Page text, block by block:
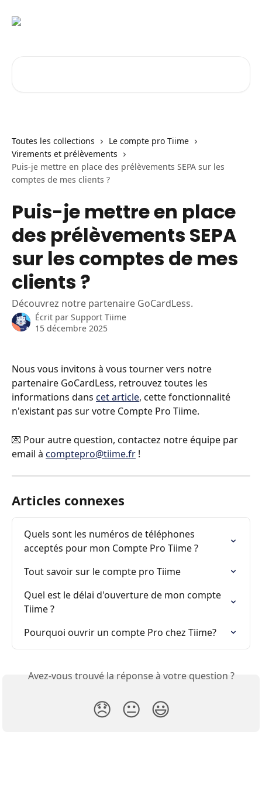
Toutes les collections
Le compte pro Tiime
Virements et prélèvements
Puis-je mettre en place des prélèvements SEPA sur les
comptes de mes clients ?
Puis-je mettre en place
des prélèvements SEPA
sur les comptes de mes
clients ?
Découvrez notre partenaire GoCardLess.
Écrit par Support Tiime
15 décembre 2025
Nous vous invitons à vous tourner vers notre
partenaire GoCardLess, retrouvez toutes les
informations dans cet article, cette fonctionnalité
n'existant pas sur votre Compte Pro Tiime.
💌 Pour autre question, contactez notre équipe par
email à comptepro@tiime.fr !
Articles connexes
Quels sont les numéros de téléphones
acceptés pour mon Compte Pro Tiime ?
Tout savoir sur le compte pro Tiime
Quel est le délai d'ouverture de mon compte
Tiime ?
Pourquoi ouvrir un compte Pro chez Tiime?
Avez-vous trouvé la réponse à votre question ?
😞 😐 😃